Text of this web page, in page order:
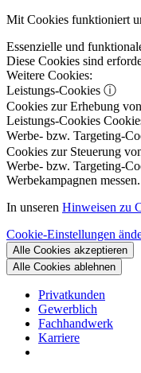
Mit Cookies funktioniert
Essenzielle und
Diese Cookies sind
Weitere Cookies:
Leistungs-Cookies ⓘ
Cookies zur Erhebung
Leistungs-Cookies
Werbe- bzw. Targeting-
Cookies zur Steuerung
Werbe- bzw. Targeting-
Werbekampagnen messen.
In unseren Hinweisen zu
Cookie-Einstellungen
Alle Cookies akzeptieren
Alle Cookies ablehnen
Privatkunden
Gewerblich
Fachhandwerk
Karriere